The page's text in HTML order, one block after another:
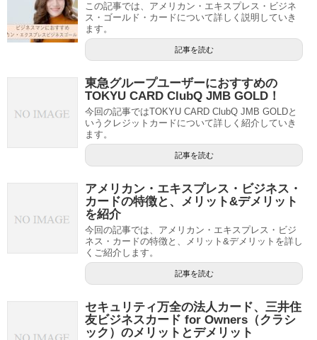
この記事では、アメリカン・エキスプレス・ビジネ
ス・ゴールド・カードについて詳しく説明していき
ます。
記事を読む
東急グループユーザーにおすすめの
TOKYU CARD ClubQ JMB GOLD！
今回の記事ではTOKYU CARD ClubQ JMB GOLDと
いうクレジットカードについて詳しく紹介していき
ます。
記事を読む
アメリカン・エキスプレス・ビジネス・
カードの特徴と、メリット&デメリット
を紹介
今回の記事では、アメリカン・エキスプレス・ビジ
ネス・カードの特徴と、メリット&デメリットを詳し
くご紹介します。
記事を読む
セキュリティ万全の法人カード、三井住
友ビジネスカード for Owners（クラシ
ック）のメリットとデメリット